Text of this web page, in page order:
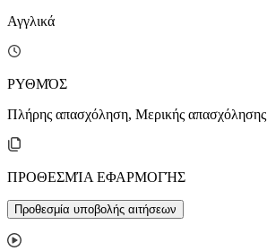
Αγγλικά
ΡΥΘΜΌΣ
Πλήρης απασχόληση, Μερικής απασχόλησης
ΠΡΟΘΕΣΜΊΑ ΕΦΑΡΜΟΓΉΣ
Προθεσμία υποβολής αιτήσεων